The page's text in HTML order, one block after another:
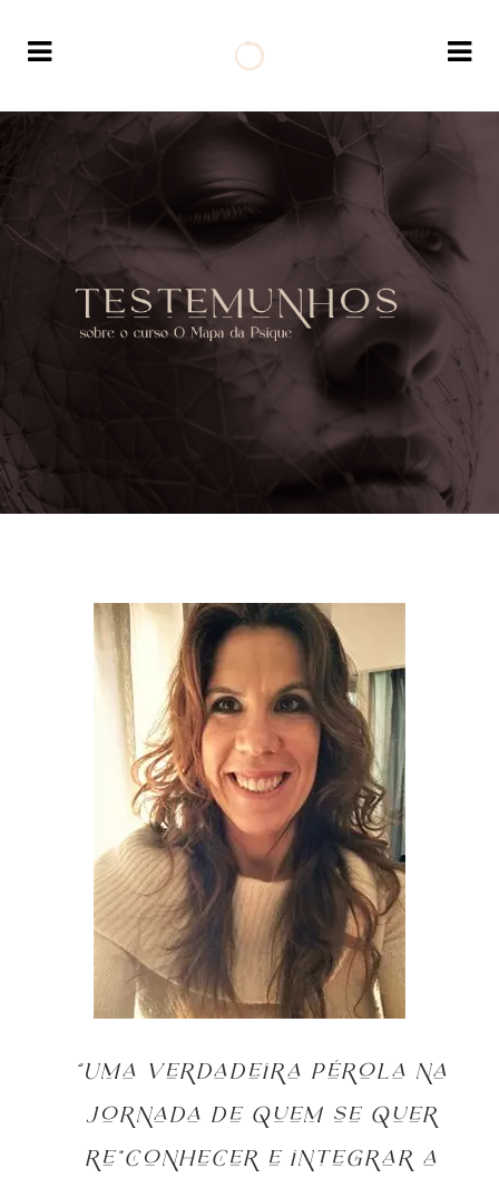
“Uma verdadeira pérola na
jornada de quem se quer
re*conhecer e integrar a